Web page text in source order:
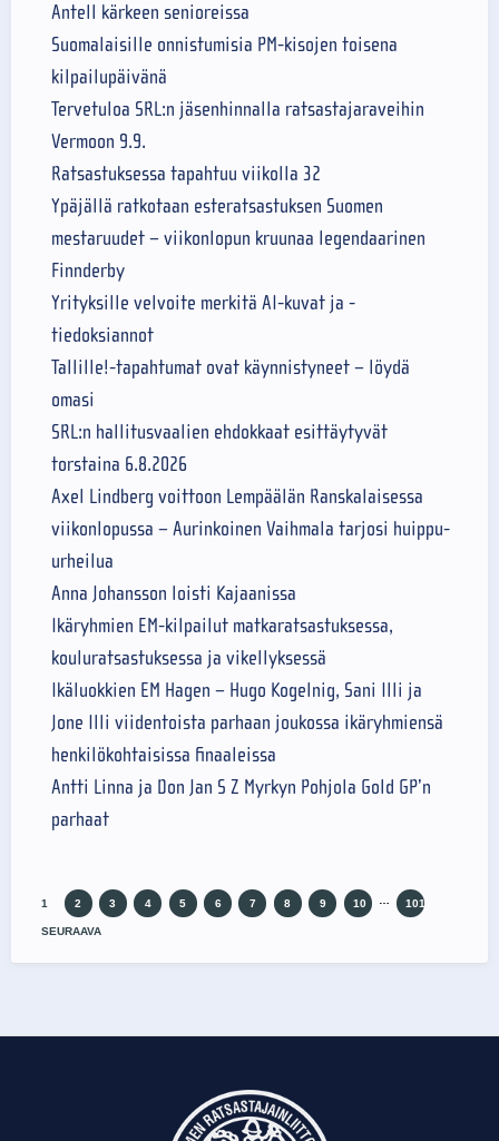
Antell kärkeen senioreissa
Suomalaisille onnistumisia PM-kisojen toisena
kilpailupäivänä
Tervetuloa SRL:n jäsenhinnalla ratsastajaraveihin
Vermoon 9.9.
Ratsastuksessa tapahtuu viikolla 32
Ypäjällä ratkotaan esteratsastuksen Suomen
mestaruudet – viikonlopun kruunaa legendaarinen
Finnderby
Yrityksille velvoite merkitä AI-kuvat ja -
tiedoksiannot
Tallille!-tapahtumat ovat käynnistyneet – löydä
omasi
SRL:n hallitusvaalien ehdokkaat esittäytyvät
torstaina 6.8.2026
Axel Lindberg voittoon Lempäälän Ranskalaisessa
viikonlopussa – Aurinkoinen Vaihmala tarjosi huippu-
urheilua
Anna Johansson loisti Kajaanissa
Ikäryhmien EM-kilpailut matkaratsastuksessa,
kouluratsastuksessa ja vikellyksessä
Ikäluokkien EM Hagen – Hugo Kogelnig, Sani Illi ja
Jone Illi viidentoista parhaan joukossa ikäryhmiensä
henkilökohtaisissa finaaleissa
Antti Linna ja Don Jan S Z Myrkyn Pohjola Gold GP’n
parhaat
1 2 3 4 5 6 7 8 9 10 101
SEURAAVA